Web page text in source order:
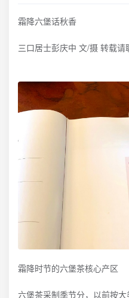
霜降六堡话秋香
三口居士彭庆中 文/摄 转载请
霜降时节的六堡茶核心产区
六堡茶采制季节分，以前按